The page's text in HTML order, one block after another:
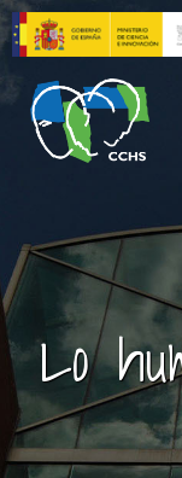
Skip
to
main
content
Lo